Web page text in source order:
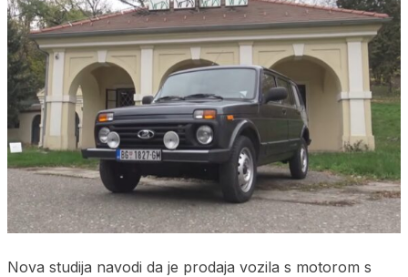
Nova studija navodi da je prodaja vozila s motorom s